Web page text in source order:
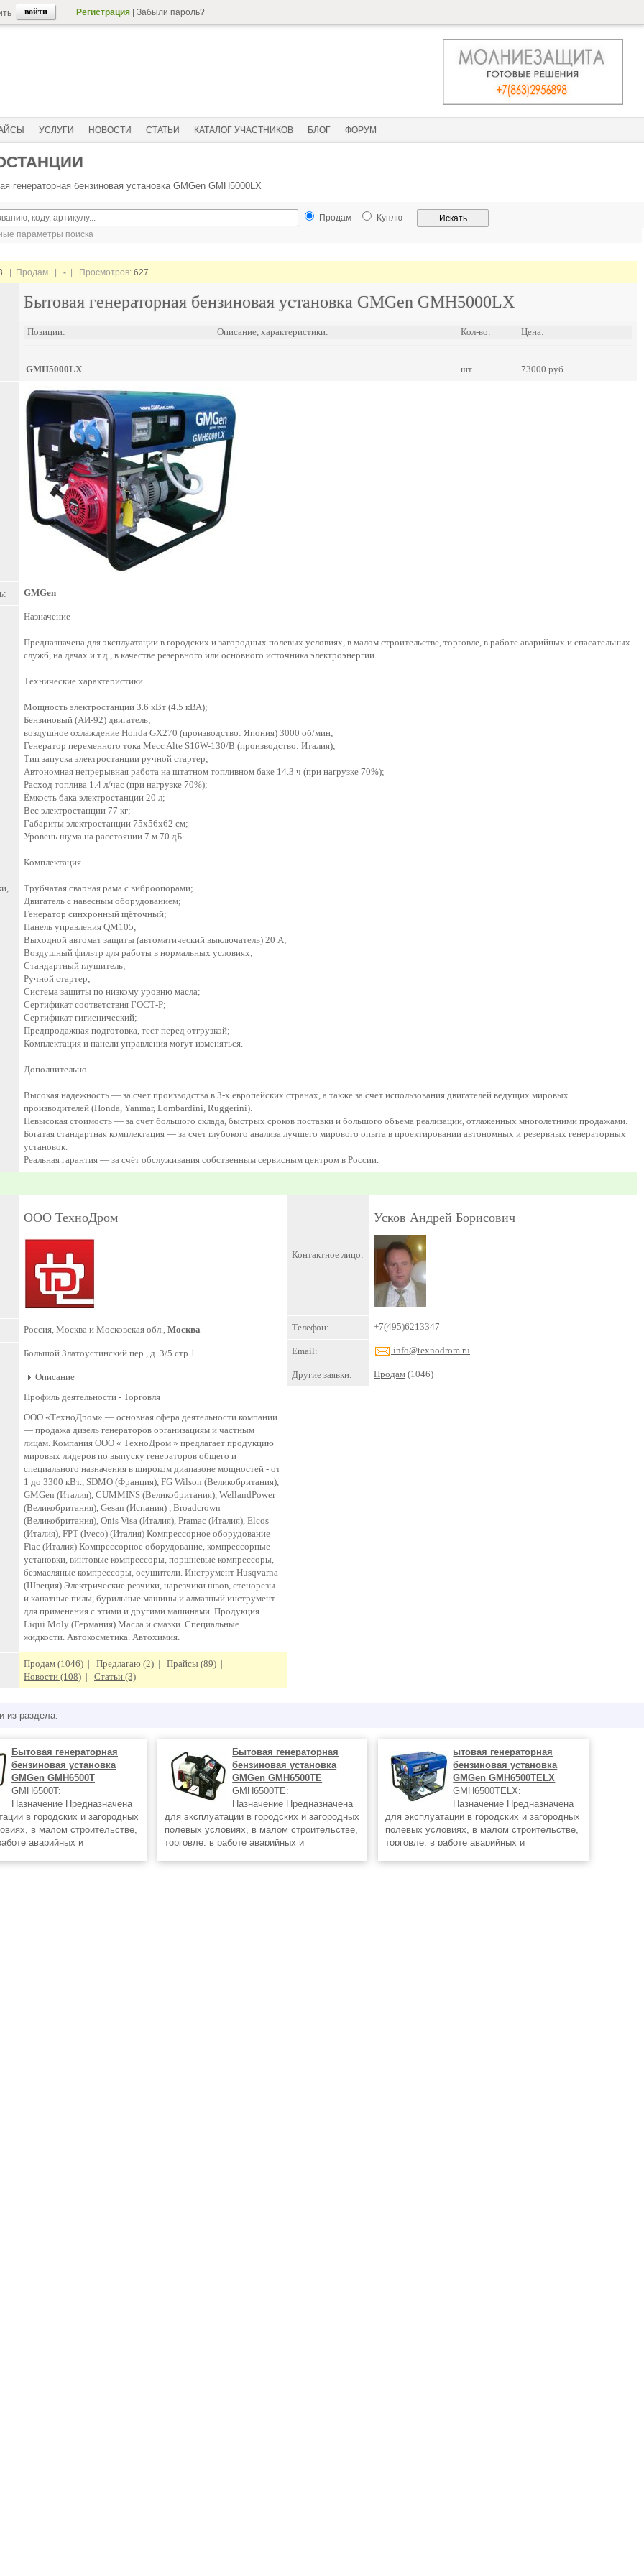
Регистрация Забыли пароль?
УСЛУГИ НОВОСТИ СТАТЬИ КАТАЛОГ УЧАСТНИКОВ БЛОГ ФОРУМ
генераторная бензиновая установка GMGen GMH5000LX
Продам
Куплю
параметры поиска
| Продам | - | Просмотров: 627
Бытовая генераторная бензиновая установка GMGen GMH5000LX
Позиции: Описание, характеристики: Кол-во: Цена:
GMH5000LX шт. 73000 руб.
GMGen
Назначение
Предназначена для эксплуатации в городских и загородных полевых условиях, в малом строительстве, торговле, в работе аварийных и спасательных
служб, на дачах и т.д., в качестве резервного или основного источника электроэнергии.
Технические характеристики
Мощность электростанции 3.6 кВт (4.5 кВА);
Бензиновый (АИ-92) двигатель;
воздушное охлаждение Honda GX270 (производство: Япония) 3000 об/мин;
Генератор переменного тока Mecc Alte S16W-130/B (производство: Италия);
Тип запуска электростанции ручной стартер;
Автономная непрерывная работа на штатном топливном баке 14.3 ч (при нагрузке 70%);
Расход топлива 1.4 л/час (при нагрузке 70%);
Ёмкость бака электростанции 20 л;
Вес электростанции 77 кг;
Габариты электростанции 75х56х62 см;
Уровень шума на расстоянии 7 м 70 дБ.
Комплектация
Трубчатая сварная рама с виброопорами;
Двигатель с навесным оборудованием;
Генератор синхронный щёточный;
Панель управления QM105;
Выходной автомат защиты (автоматический выключатель) 20 А;
Воздушный фильтр для работы в нормальных условиях;
Стандартный глушитель;
Ручной стартер;
Система защиты по низкому уровню масла;
Сертификат соответствия ГОСТ-Р;
Сертификат гигиенический;
Предпродажная подготовка, тест перед отгрузкой;
Комплектация и панели управления могут изменяться.
Дополнительно
Высокая надежность — за счет производства в 3-х европейских странах, а также за счет использования двигателей ведущих мировых
производителей (Honda, Yanmar, Lombardini, Ruggerini).
Невысокая стоимость — за счет большого склада, быстрых сроков поставки и большого объема реализации, отлаженных многолетними продажами.
Богатая стандартная комплектация — за счет глубокого анализа лучшего мирового опыта в проектировании автономных и резервных генераторных
установок.
Реальная гарантия — за счёт обслуживания собственным сервисным центром в России.
ООО ТехноДром
Россия, Москва и Московская обл., Москва
Большой Златоустинский пер., д. 3/5 стр.1.
Описание
Профиль деятельности - Торговля
ООО «ТехноДром» — основная сфера деятельности компании
— продажа дизель генераторов организациям и частным
лицам. Компания ООО « ТехноДром » предлагает продукцию
мировых лидеров по выпуску генераторов общего и
специального назначения в широком диапазоне мощностей - от
1 до 3300 кВт., SDMO (Франция), FG Wilson (Великобритания),
GMGen (Италия), CUMMINS (Великобритания), WellandPower
(Великобритания), Gesan (Испания) , Broadcrown
(Великобритания), Onis Visa (Италия), Pramac (Италия), Elcos
(Италия), FPT (Iveco) (Италия) Компрессорное оборудование
Fiac (Италия) Компрессорное оборудование, компрессорные
установки, винтовые компрессоры, поршневые компрессоры,
безмасляные компрессоры, осушители. Инструмент Husqvarna
(Швеция) Электрические резчики, нарезчики швов, стенорезы
и канатные пилы, бурильные машины и алмазный инструмент
для применения с этими и другими машинами. Продукция
Liqui Moly (Германия) Масла и смазки. Специальные
жидкости. Автокосметика. Автохимия.
Продам (1046) | Предлагаю (2) | Прайсы (89) |
Новости (108) | Статьи (3)
Контактное лицо:
Усков Андрей Борисович
Телефон: +7(495)6213347
Email: info@texnodrom.ru
Другие заявки: Продам (1046)
из раздела:
Бытовая генераторная
бензиновая установка
GMGen GMH6500T
GMH6500T:
Назначение Предназначена
в городских и загородных
в малом строительстве,
аварийных и
Бытовая генераторная
бензиновая установка
GMGen GMH6500TE
GMH6500TE:
Назначение Предназначена
для эксплуатации в городских и загородных
полевых условиях, в малом строительстве,
торговле, в работе аварийных и
ытовая генераторная
бензиновая установка
GMGen GMH6500TELX
GMH6500TELX:
Назначение Предназначена
для эксплуатации в городских и загородных
полевых условиях, в малом строительстве,
торговле, в работе аварийных и